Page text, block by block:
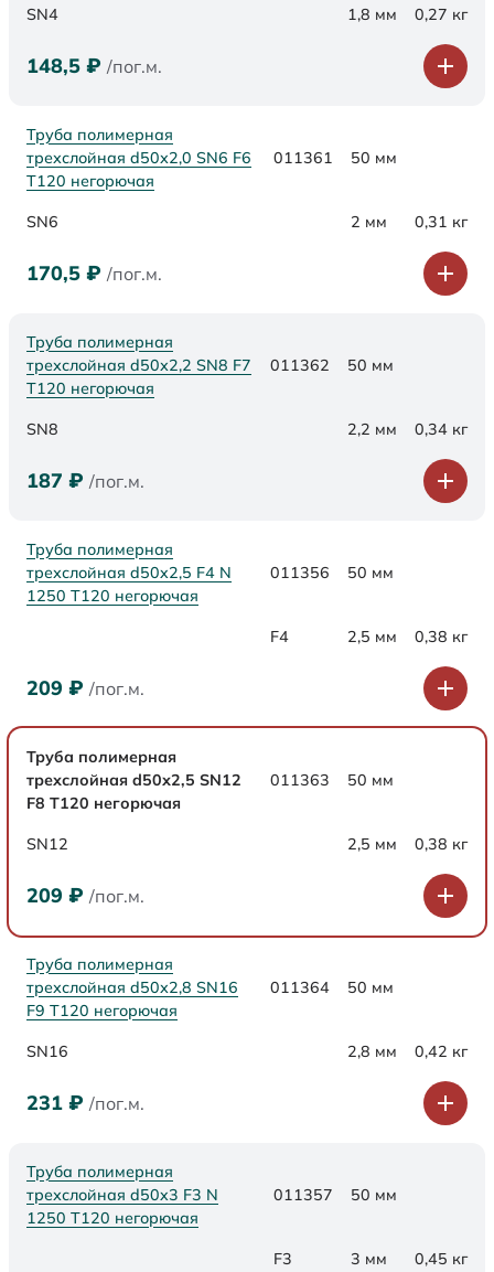
SN4 1,8 мм 0,27 кг
148,5 ₽ /пог.м.
Труба полимерная
трехслойная d50х2,0 SN6 F6
Т120 негорючая
011361 50 мм
SN6 2 мм 0,31 кг
170,5 ₽ /пог.м.
Труба полимерная
трехслойная d50х2,2 SN8 F7
Т120 негорючая
011362 50 мм
SN8 2,2 мм 0,34 кг
187 ₽ /пог.м.
Труба полимерная
трехслойная d50x2,5 F4 N
1250 Т120 негорючая
011356 50 мм
F4 2,5 мм 0,38 кг
209 ₽ /пог.м.
Труба полимерная
трехслойная d50х2,5 SN12
F8 Т120 негорючая
011363 50 мм
SN12 2,5 мм 0,38 кг
209 ₽ /пог.м.
Труба полимерная
трехслойная d50х2,8 SN16
F9 Т120 негорючая
011364 50 мм
SN16 2,8 мм 0,42 кг
231 ₽ /пог.м.
Труба полимерная
трехслойная d50x3 F3 N
1250 Т120 негорючая
011357 50 мм
F3 3 мм 0,45 кг